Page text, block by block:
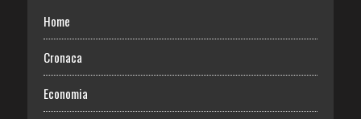
Home
Cronaca
Economia